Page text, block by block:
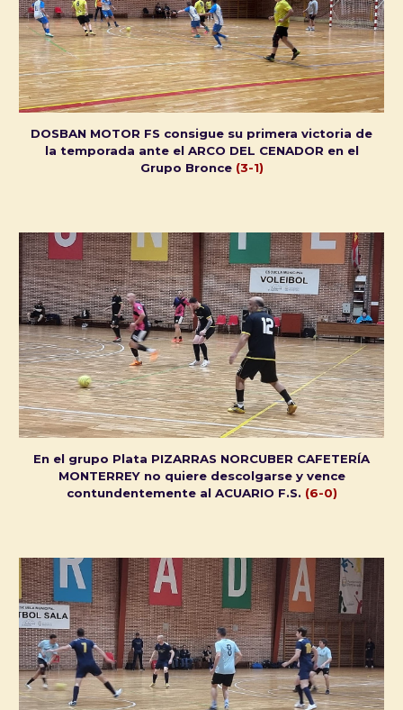
DOSBAN MOTOR FS consigue su primera victoria de
la temporada ante el ARCO DEL CENADOR en el
Grupo Bronce (3-1)
En el grupo Plata PIZARRAS NORCUBER CAFETERÍA
MONTERREY no quiere descolgarse y vence
contundentemente al ACUARIO F.S. (6-0)